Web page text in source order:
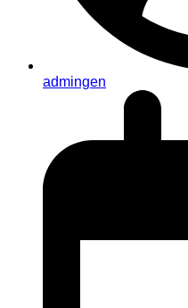
admingen